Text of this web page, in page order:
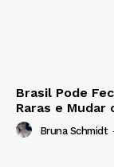
Brasil Pode
Raras e Mudar
Bruna Schmidt